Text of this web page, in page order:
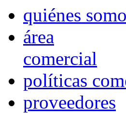
quiénes
área
comercial
políticas
proveedores